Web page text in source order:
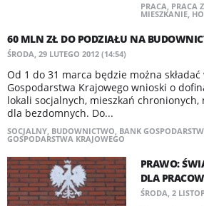
PRACA, PRACA
MIESZKANIE,
60 MLN ZŁ DO PODZIAŁU NA
ŚRODA, 29 LUTEGO 2012 (14:54)
Od 1 do 31 marca będzie można składać
Gospodarstwa Krajowego wnioski o
lokali socjalnych, mieszkań
dla bezdomnych. Do...
SOCJALNY, BUDOWNICTWO, BANK
GOSPODARSTWA KRAJOWEGO
PRAWO:
DLA
ŚRODA, 2